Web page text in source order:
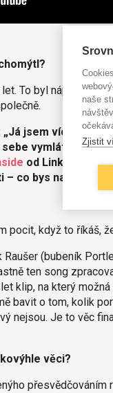
To byl nápad spíš
jsem víceméně
vymlátím a pak
od Linkin Park.
co bys na to řekl?
pocit, když to říkáš,
Raušer (bubeník
ten song
klip, na který
bavit o tom, kolik
nejsou. Je to věc
věci?
přesvědčováním
naše
Zjistit